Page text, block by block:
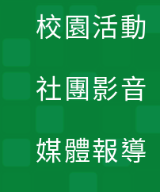
校園活動
社團影音
媒體報導